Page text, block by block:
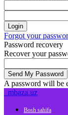
Forgot your
Password recovery
Recover your
A password will be
mbaza.uz
Bosh sahifa